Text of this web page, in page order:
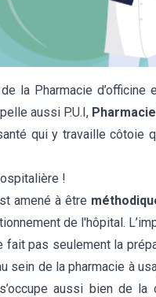
la Pharmacie d’officine
aussi P.U.I,
qui y travaille
!
amené à être
de l'hôpital.
fait pas seulement la
de la pharmacie à
aussi bien de